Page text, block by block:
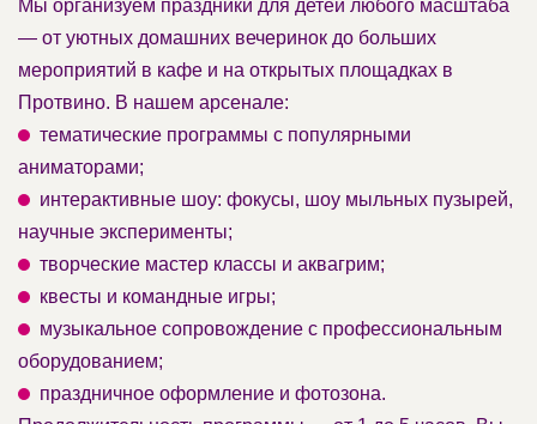
Мы организуем праздники для детей любого масштаба
— от уютных домашних вечеринок до больших
мероприятий в кафе и на открытых площадках в
Протвино. В нашем арсенале:
тематические программы с популярными
аниматорами;
интерактивные шоу: фокусы, шоу мыльных пузырей,
научные эксперименты;
творческие мастер классы и аквагрим;
квесты и командные игры;
музыкальное сопровождение с профессиональным
оборудованием;
праздничное оформление и фотозона.